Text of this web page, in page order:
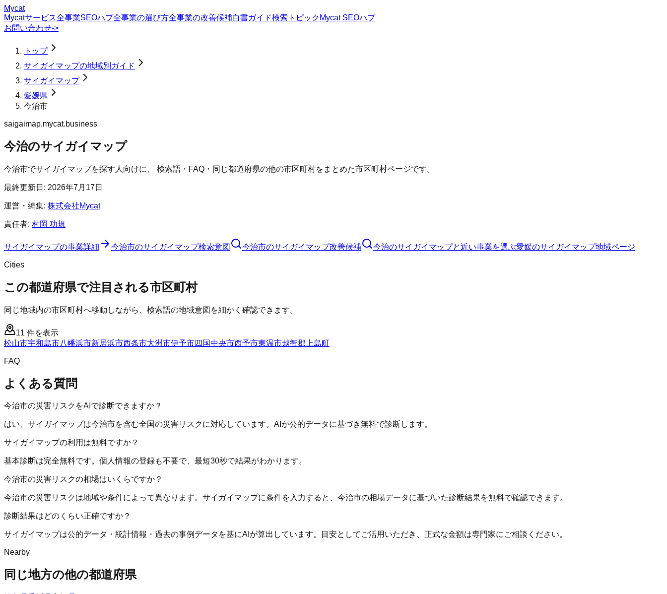
Mycat
Mycatサービス全事業SEOハブ全事業の選び方全事業の改善候補白書ガイド検索トピック Mycat SEOハブ
お問い合わせ->
トップ
サイガイマップの地域別ガイド
サイガイマップ
愛媛県
今治市
saigaimap.mycat.business
今治のサイガイマップ
今治市でサイガイマップを探す人向けに、 検索語・FAQ・同じ都道府県の他の市区町村をまとめた市区町村ページです。
最終更新日: 2026年7月17日
運営・編集: 株式会社Mycat
責任者: 村岡 功規
サイガイマップの事業詳細 今治市のサイガイマップ検索意図 今治市のサイガイマップ改善候補 今治のサイガイマップと近い事業を選ぶ愛媛のサイガイマップ地域ページ
Cities
この都道府県で注目される市区町村
同じ地域内の市区町村へ移動しながら、検索語の地域意図を細かく確認できます。
11 件を表示
松山市宇和島市八幡浜市新居浜市西条市大洲市伊予市四国中央市西予市東温市越智郡上島町
FAQ
よくある質問
今治市の災害リスクをAIで診断できますか？
はい、サイガイマップは今治市を含む全国の災害リスクに対応しています。AIが公的データに基づき無料で診断します。
サイガイマップの利用は無料ですか？
基本診断は完全無料です。個人情報の登録も不要で、最短30秒で結果がわかります。
今治市の災害リスクの相場はいくらですか？
今治市の災害リスクは地域や条件によって異なります。サイガイマップに条件を入力すると、今治市の相場データに基づいた診断結果を無料で確認できます。
診断結果はどのくらい正確ですか？
サイガイマップは公的データ・統計情報・過去の事例データを基にAIが算出しています。目安としてご活用いただき、正式な金額は専門家にご相談ください。
Nearby
同じ地方の他の都道府県